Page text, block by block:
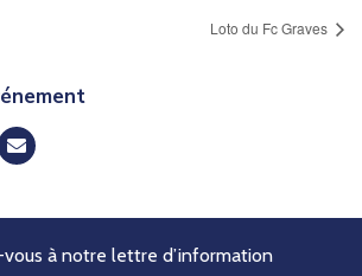
Loto du Fc Graves
à notre lettre d’information